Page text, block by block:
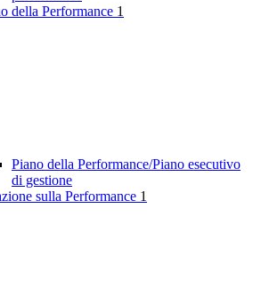
della Performance 1
Piano della Performance/Piano esecutivo
di gestione
sulla Performance 1